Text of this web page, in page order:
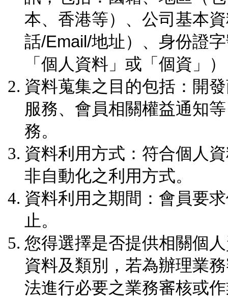
本、香港等）、公司基本
話/Email/地址）、身份證
「個人資料」或「個資」
資料蒐集之目的包括：開
服務、會員相關權益通知
務。
資料利用方式：符合個人
非自動化之利用方式。
資料利用之期間：會員要
止。
您得選擇是否提供相關個
資料及類別，若為辦理業
法進行必要之業務審核或